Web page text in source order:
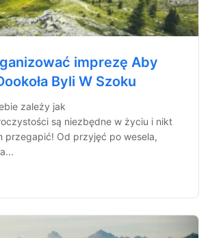
imprezę Aby
Byli W Szoku
zależy jak
są niezbędne w życiu i nikt
przegapić! Od przyjęć po wesela,